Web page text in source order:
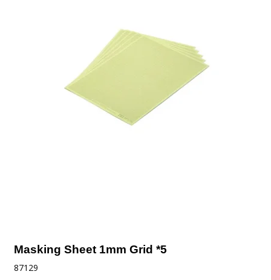
Masking Sheet 1mm Grid *5
87129